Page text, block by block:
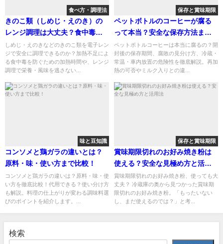
食べ方・調理法
きのこ類（しめじ・えのき）の
レンジ調理は大丈夫？食中毒を
防ぐ加熱時間は何分？
しめじ・えのきなどのきのこ類を電子レン
ジで安全に調理できるのか？加熱不足によ
る食中毒を防ぐための加熱時間や、レンジ
調理で栄養・風味を逃さない...
保存と賞味期限
ペットボトルのコーヒーが腐る
って本当？安全な保存方法まと
め
ペットボトルコーヒーは本当に腐るの？開
封後の保存期間、腐敗の見分け方、冷蔵・
常温・車内放置の危険性を徹底解説。再加
熱の可否やミルク入りとの違...
味と豆知識
コンソメと鶏ガラの違いとは？
原料・味・使い方まで比較！
コンソメと鶏ガラの違いは？原料・味・使
い方を徹底比較！代用できる？使い分け方
も解説。料理の仕上がりが変わる調味料選
びのポイントを紹介します。...
保存と賞味期限
賞味期限切れのお好み焼き粉は
使える？安全な見極め方と活用
法
賞味期限切れのお好み焼き粉、使っても大
丈夫？ 冷蔵庫の奥から見つかった賞味期
限切れのお好み焼き粉。「もったいない
し、まだ使えるのでは？」と考...
検索